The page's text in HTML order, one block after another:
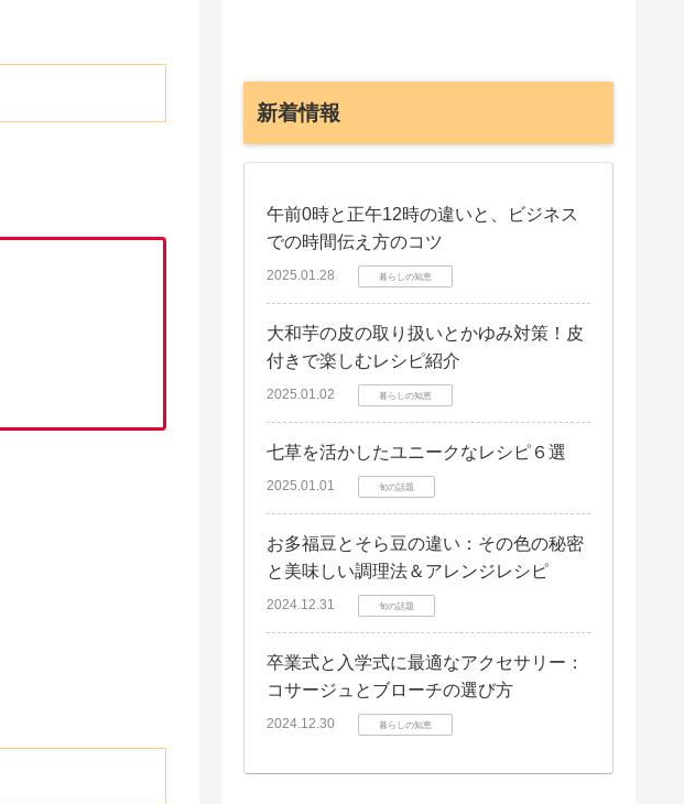
新着情報
午前0時と正午12時の違いと、ビジネス
での時間伝え方のコツ
2025.01.28 暮らしの知恵
大和芋の皮の取り扱いとかゆみ対策！皮
付きで楽しむレシピ紹介
2025.01.02 暮らしの知恵
七草を活かしたユニークなレシピ６選
2025.01.01 旬の話題
お多福豆とそら豆の違い：その色の秘密
と美味しい調理法＆アレンジレシピ
2024.12.31 旬の話題
卒業式と入学式に最適なアクセサリー：
コサージュとブローチの選び方
2024.12.30 暮らしの知恵